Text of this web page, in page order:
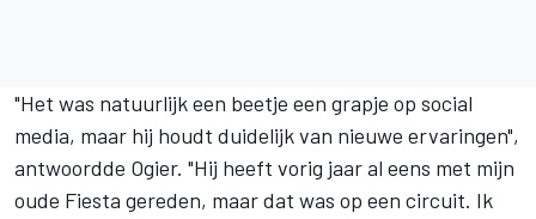
"Het was natuurlijk een beetje een grapje op social
media, maar hij houdt duidelijk van nieuwe ervaringen",
antwoordde Ogier. "Hij heeft vorig jaar al eens met mijn
oude Fiesta gereden, maar dat was op een circuit. Ik